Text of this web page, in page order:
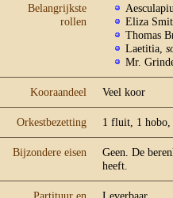
Belangrijkste
rollen
Eliza
Thomas
Laetitia,
Mr.
Kooraandeel Veel koor
Orkestbezetting 1 fluit, 1 hobo,
Bijzondere eisen
Geen. De
heeft.
Partituur en
Leverbaar